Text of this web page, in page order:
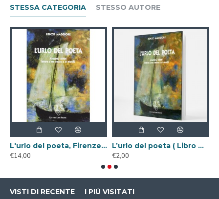
STESSA CATEGORIA STESSO AUTORE
L'urlo del poeta, Firenze Libri, 2013
€14,00
L’urlo del poeta ( Libro Digitale )
€2,00
VISTI DI RECENTE I PIÙ VISITATI